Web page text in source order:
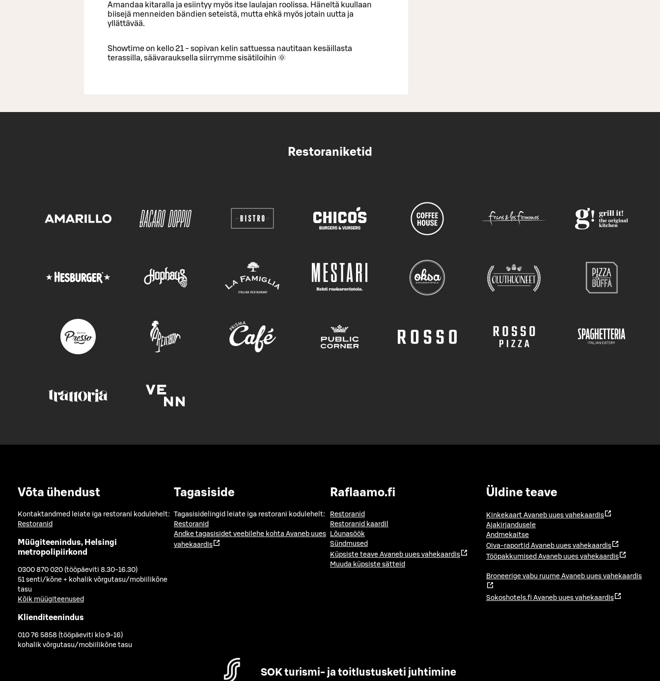
Amandaa kitaralla ja esiintyy myös itse laulajan roolissa. Häneltä kuullaan
biisejä menneiden bändien seteistä, mutta ehkä myös jotain uutta ja
yllättävää.
Showtime on kello 21 - sopivan kelin sattuessa nautitaan kesäillasta
terassilla, säävarauksella siirrymme sisätiloihin 🌞
Restoraniketid
Võta ühendust
Kontaktandmed leiate iga restorani kodulehelt:
Restoranid
Müügiteenindus, Helsingi
metropolipiirkond
0300 870 020 (tööpäeviti 8.30-16.30)
51 senti/kõne + kohalik võrgutasu/mobiilikõne
tasu
Kõik müügiteenused
Klienditeenindus
010 76 5858 (tööpäeviti klo 9-16)
kohalik võrgutasu/mobiilikõne tasu
Tagasiside
Tagasisidelingid leiate iga restorani kodulehelt:
Restoranid
Andke tagasisidet veebilehe kohta Avaneb uues
vahekaardis
Raflaamo.fi
Restoranid
Restoranid kaardil
Lõunasöök
Sündmused
Küpsiste teave Avaneb uues vahekaardis
Muuda küpsiste sätteid
Üldine teave
Kinkekaart Avaneb uues vahekaardis
Ajakirjandusele
Andmekaitse
Oiva-raportid Avaneb uues vahekaardis
Tööpakkumised Avaneb uues vahekaardis
Broneerige vabu ruume Avaneb uues vahekaardis
Sokoshotels.fi Avaneb uues vahekaardis
SOK turismi- ja toitlustusketi juhtimine